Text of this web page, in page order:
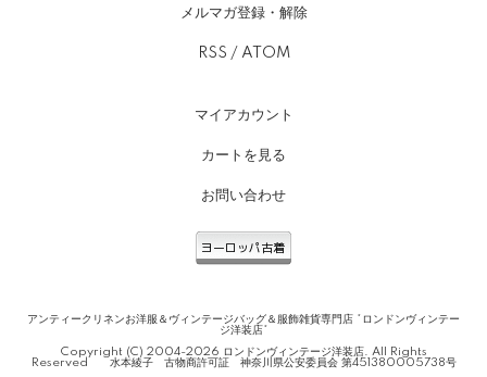
メルマガ登録・解除
RSS / ATOM
マイアカウント
カートを見る
お問い合わせ
アンティークリネンお洋服＆ヴィンテージバッグ＆服飾雑貨専門店 *ロンドンヴィンテー
ジ洋装店*
Copyright (C) 2004-2026 ロンドンヴィンテージ洋装店. All Rights
Reserved 水本綾子 古物商許可証 神奈川県公安委員会 第451380005738号